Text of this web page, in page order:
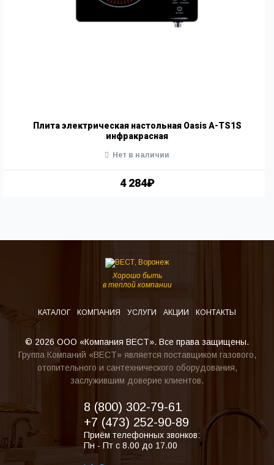
Плита электрическая настольная Oasis A-TS1S
инфракрасная
4 284₽
Нет в наличии
Хорошо быть
в теплой компании
КАТАЛОГ КОМПАНИЯ УСЛУГИ АКЦИИ КОНТАКТЫ
© 2026 ООО «Компания ВЕСТ». Все права защищены.
Группа Компаний «ВЕСТ» является поставщиком газового,
отопительного и сантехнического оборудования,
заслужившим доверие клиентов.
8 (800) 302-79-61
+7 (473) 252-90-89
Приём телефонных звонков:
Пн - Пт с 8.00 до 17.00